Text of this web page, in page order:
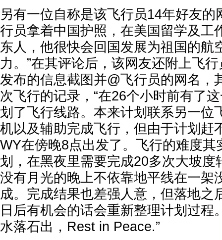
另有一位自称是该飞行员14年好友的
行员拿着中国护照，在美国留学及工
东人，他很快会回国发展为祖国的航
力。”在其评论后，该网友还附上飞
发布的信息截图并@飞行员的网名，
次飞行的记录，“在26个小时前有了
划了飞行线路。本来计划联系另一位
机以及辅助完成飞行，但由于计划赶
WY在傍晚8点出发了。飞行的难度其
划，在黑夜里需要完成20多次大坡度
没有月光的晚上不依靠地平线在一架
成。完成结果也差强人意，但落地之
日后有机会的话会重新整理计划过程
水落石出，Rest in Peace.”